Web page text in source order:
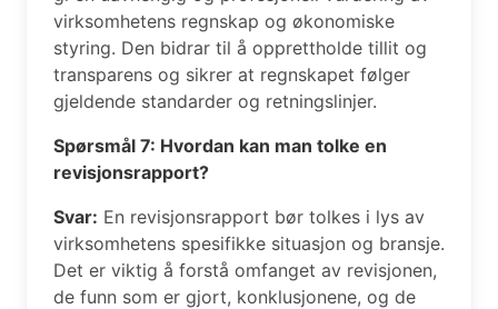
virksomhetens regnskap og økonomiske
styring. Den bidrar til å opprettholde tillit og
transparens og sikrer at regnskapet følger
gjeldende standarder og retningslinjer.
Spørsmål 7: Hvordan kan man tolke en
revisjonsrapport?
Svar: En revisjonsrapport bør tolkes i lys av
virksomhetens spesifikke situasjon og bransje.
Det er viktig å forstå omfanget av revisjonen,
de funn som er gjort, konklusjonene, og de